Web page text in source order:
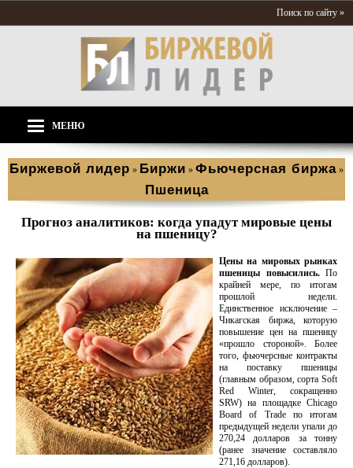
Поиск по сайту »
МЕНЮ
Биржевой лидер » Биржи » Фьючерсная биржа »
Пшеница
Прогноз аналитиков: когда упадут мировые цены
на пшеницу?
Цены на мировых рынках
пшеницы повысились.По
крайней мере, по итогам
прошлой недели.
Единственное исключение –
Чикагская биржа, которую
повышение цен на пшеницу
«прошло стороной». Более
того, фьючерсные контракты
на поставку пшеницы
(главным образом, сорта Soft
Red Winter, сокращенно
SRW) на площадке Chicago
Board of Trade по итогам
предыдущей недели упали до
270,24 долларов за тонну
(ранее значение составляло
271,16 долларов).